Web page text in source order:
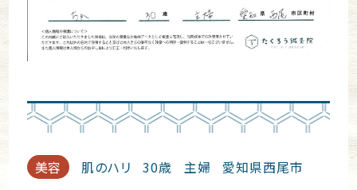
美容 肌のハリ 30歳 主婦 愛知県西尾市